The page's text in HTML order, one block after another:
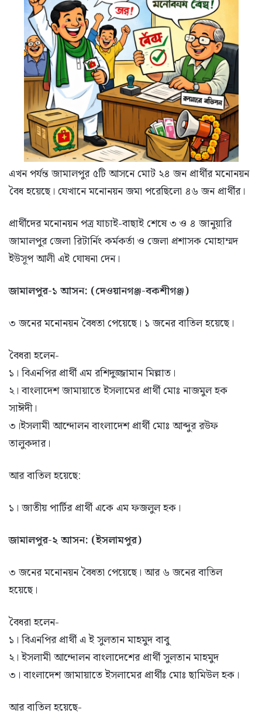
এখন পর্যন্ত জামালপুর ৫টি আসনে মোট ২৪ জন প্রার্থীর মনোনয়ন
বৈধ হয়েছে। যেখানে মনোনয়ন জমা পরেছিলো ৪৬ জন প্রার্থীর।
প্রার্থীদের মনোনয়ন পত্র যাচাই-বাছাই শেষে ৩ ও ৪ জানুয়ারি
জামালপুর জেলা রিটার্নিং কর্মকর্তা ও জেলা প্রশাসক মোহাম্মদ
ইউসূপ আলী এই ঘোষনা দেন।
জামালপুর-১ আসন: (দেওয়ানগঞ্জ-বকশীগঞ্জ)
৩ জনের মনোনয়ন বৈধতা পেয়েছে। ১ জনের বাতিল হয়েছে।
বৈধরা হলেন-
১। বিএনপির প্রার্থী এম রশিদুজ্জামান মিল্লাত।
২। বাংলাদেশ জামায়াতে ইসলামের প্রার্থী মোঃ নাজমুল হক
সাঈদী।
৩।ইসলামী আন্দোলন বাংলাদেশ প্রার্থী মোঃ আব্দুর রউফ
তালুকদার।
আর বাতিল হয়েছে:
১। জাতীয় পার্টির প্রার্থী একে এম ফজলুল হক।
জামালপুর-২ আসন: (ইসলামপুর)
৩ জনের মনোনয়ন বৈধতা পেয়েছে। আর ৬ জনের বাতিল
হয়েছে।
বৈধরা হলেন-
১। বিএনপির প্রার্থী এ ই সুলতান মাহমুদ বাবু
২। ইসলামী আন্দোলন বাংলাদেশের প্রার্থী সুলতান মাহমুদ
৩। বাংলাদেশ জামায়াতে ইসলামের প্রার্থীঃ মোঃ ছামিউল হক।
আর বাতিল হয়েছে-